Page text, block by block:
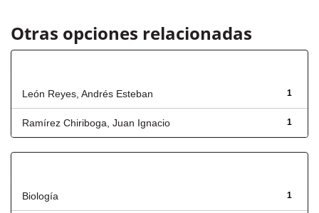
Otras opciones relacionadas
1
León Reyes, Andrés Esteban
1
Ramírez Chiriboga, Juan Ignacio
1
Biología